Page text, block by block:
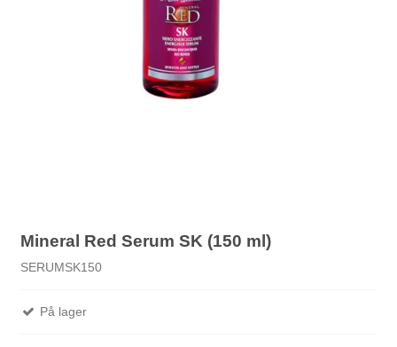
Mineral Red Serum SK (150 ml)
SERUMSK150
På lager